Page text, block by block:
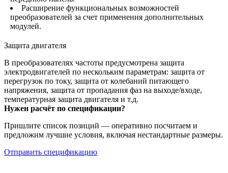
Расширение функциональных возможностей
преобразователей за счет применения дополнительных
модулей.
Защита двигателя
В преобразователях частоты предусмотрена защита
электродвигателей по нескольким параметрам: защита от
перегрузок по току, защита от колебаний питающего
напряжения, защита от пропадания фаз на выходе/входе,
температурная защита двигателя и т.д.
Нужен расчёт по спецификации?
Пришлите список позиций — оперативно посчитаем и
предложим лучшие условия, включая нестандартные размеры.
Отправить спецификацию